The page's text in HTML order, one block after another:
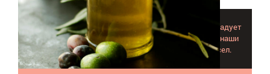
Масло для загара подобрано правильно, если кожа радует
отменным самочувствием и приятным видом, вот наши
рекомендации и топ лист базовых и эфирных масел.